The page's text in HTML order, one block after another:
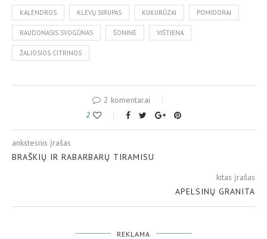
KALENDROS KLEVŲ SIRUPAS KUKURŪZAI POMIDORAI
RAUDONASIS SVOGŪNAS ŠONINĖ VIŠTIENA
ŽALIOSIOS CITRINOS
2 komentarai
2
ankstesnis įrašas
BRAŠKIŲ IR RABARBARŲ TIRAMISU
kitas įrašas
APELSINŲ GRANITA
REKLAMA